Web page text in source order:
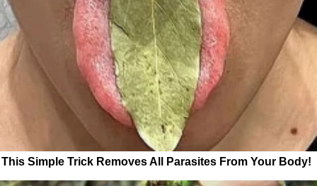
This Simple Trick Removes All Parasites From Your Body!